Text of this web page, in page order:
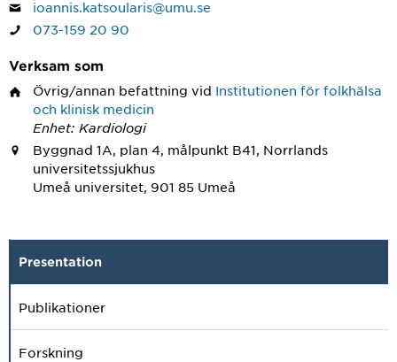
ioannis.katsoularis@umu.se
073-159 20 90
Verksam som
Övrig/annan befattning vid Institutionen för folkhälsa
och klinisk medicin
Enhet: Kardiologi
Byggnad 1A, plan 4, målpunkt B41, Norrlands
universitetssjukhus
Umeå universitet, 901 85 Umeå
Presentation
Publikationer
Forskning